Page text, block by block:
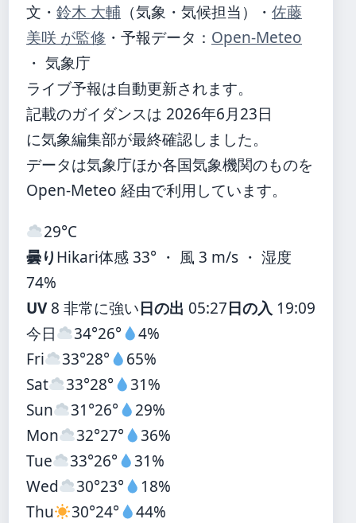
文・ 鈴木 大輔 （気象・気候担当） ・ 佐藤
美咲 が監修 ・ 予報データ： Open-Meteo
・ 気象庁
ライブ予報は自動更新されます。
記載のガイダンスは 2026年6月23日
に気象編集部が最終確認しました。
データは気象庁ほか各国気象機関のものを
Open-Meteo 経由で利用しています。
29°C
曇りHikari体感 33° ・ 風 3 m/s ・ 湿度
74%
UV8 非常に強い日の出 05:27日の入 19:09
今日
34°26°
4%
Fri
33°28°
65%
Sat
33°28°
31%
Sun
31°26°
29%
Mon
32°27°
36%
Tue
33°26°
31%
Wed
30°23°
18%
Thu
30°24°
44%